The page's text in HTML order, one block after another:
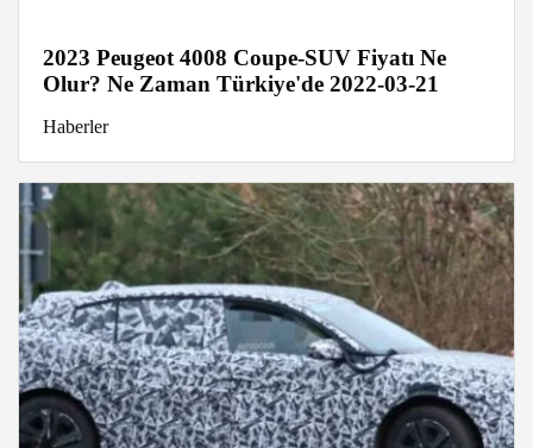
2023 Peugeot 4008 Coupe-SUV Fiyatı Ne
Olur? Ne Zaman Türkiye'de 2022-03-21
Haberler